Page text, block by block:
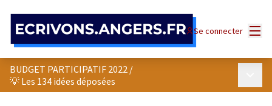
Se connecter
BUDGET PARTICIPATIF 2022 /
💡 Les 134 idées déposées